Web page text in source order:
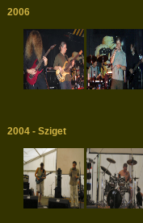
2006
2004 - Sziget